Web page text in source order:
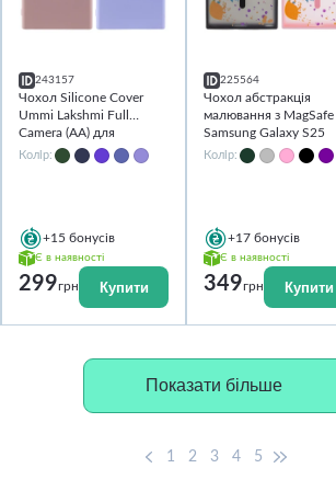
243157
Чохол Silicone Cover
Ummi Lakshmi Full
Camera (AA) для
Samsung Galaxy S25
Колір:
+15 бонусів
Є в наявності
299грн Купити
225564
Чохол абстракція
малювання з MagSafe
Samsung Galaxy S25
Ultra
Колір:
+17 бонусів
Є в наявності
349грн Купити
Показати більше
1 2 3 4 5